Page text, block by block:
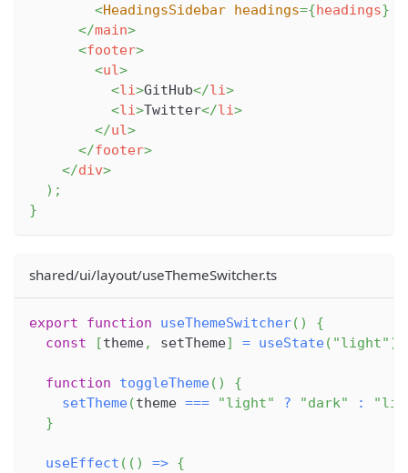
<HeadingsSidebar headings={headings}
</main>
<footer>
<ul>
<li>GitHub</li>
<li>Twitter</li>
</ul>
</footer>
</div>
) ;
}
shared/ui/layout/useThemeSwitcher.ts
export function useThemeSwitcher( )
{
const
[theme, setTheme] = useState( "light" )
function toggleTheme( )
{
setTheme(theme === "light" ? "dark" :
}
useEffect ( ( ) => {